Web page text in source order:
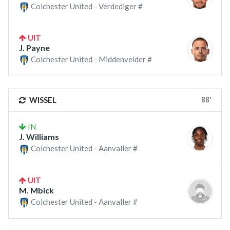
Colchester United - Verdediger #
UIT
J. Payne
Colchester United - Middenvelder #
WISSEL 88'
IN
J. Williams
Colchester United - Aanvaller #
UIT
M. Mbick
Colchester United - Aanvaller #